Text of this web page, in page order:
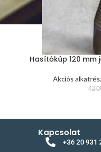
Hasítókúp 120
Akciós
42
Kapcsolat
+36 20 931